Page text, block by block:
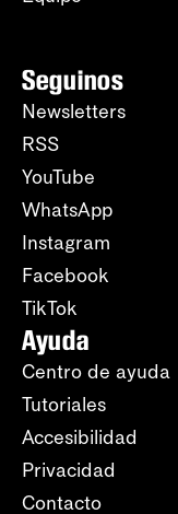
Seguinos
Newsletters
RSS
YouTube
WhatsApp
Instagram
Facebook
TikTok
Ayuda
Centro de ayuda
Tutoriales
Accesibilidad
Privacidad
Contacto